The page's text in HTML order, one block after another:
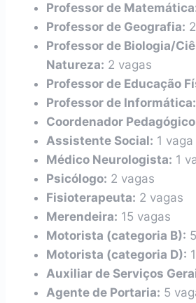
Professor de
Professor de Geografia:
Professor de Biologia/
Natureza: 2 vagas
Professor de Educação
Professor de Informática:
Coordenador
Assistente Social: 1 vaga
Médico Neurologista: 1
Psicólogo: 2 vagas
Fisioterapeuta: 2 vagas
Merendeira: 15 vagas
Motorista (categoria B):
Motorista (categoria D):
Auxiliar de Serviços
Agente de Portaria: 5